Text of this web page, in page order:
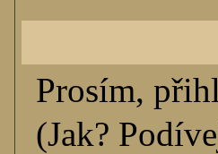
Prosím,
(Jak?